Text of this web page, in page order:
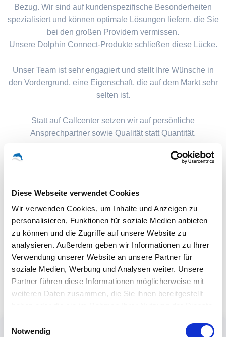
Diese Webseite verwendet Cookies
Wir verwenden Cookies, um Inhalte und Anzeigen zu
personalisieren, Funktionen für soziale Medien anbieten
zu können und die Zugriffe auf unsere Website zu
analysieren. Außerdem geben wir Informationen zu Ihrer
Verwendung unserer Website an unsere Partner für
soziale Medien, Werbung und Analysen weiter. Unsere
Partner führen diese Informationen möglicherweise mit
weiteren Daten zusammen, die Sie ihnen bereitgestellt
Notwendig
Bezug. Wir sind auf kundenspezifische Besonderheiten
spezialisiert und können optimale Lösungen liefern, die Sie
bei den großen Providern vermissen.
Unsere Dolphin Connect-Produkte schließen diese Lücke.
Unser Team ist sehr engagiert und stellt Ihre Wünsche in
den Vordergrund, eine Eigenschaft, die auf dem Markt sehr
selten ist.
Statt auf Callcenter setzen wir auf persönliche
Ansprechpartner sowie Qualität statt Quantität.